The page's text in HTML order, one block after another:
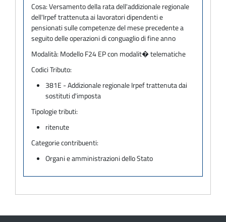
Cosa:Versamento della rata dell'addizionale regionale
dell'Irpef trattenuta ai lavoratori dipendenti e
pensionati sulle competenze del mese precedente a
seguito delle operazioni di conguaglio di fine anno
Modalità: Modello F24 EP con modalit� telematiche
Codici Tributo:
381E - Addizionale regionale Irpef trattenuta dai
sostituti d'imposta
Tipologie tributi:
ritenute
Categorie contribuenti:
Organi e amministrazioni dello Stato